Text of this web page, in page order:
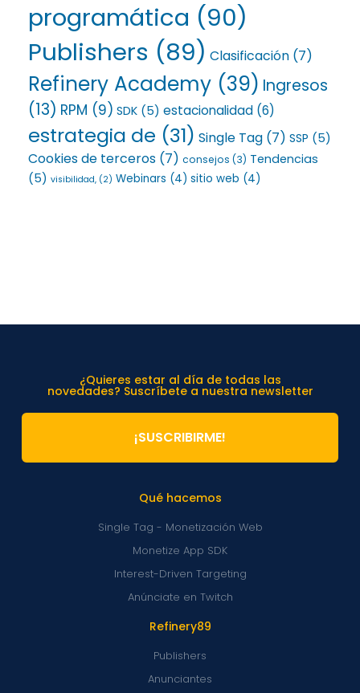
programática (90)
Publishers (89) Clasificación (7)
Refinery Academy (39) Ingresos
(13) RPM (9) SDK (5) estacionalidad (6)
estrategia de (31) Single Tag (7) SSP (5)
Cookies de terceros (7) consejos (3) Tendencias
(5) visibilidad, (2) Webinars (4) sitio web (4)
Refinery89
Publishers
Anunciantes
Qué hacemos
Single Tag - Monetización Web
Monetize App SDK
Interest-Driven Targeting
Anúnciate en Twitch
¿Quieres estar al día de todas las
novedades? Suscríbete a nuestra newsletter
¡SUSCRIBIRME!